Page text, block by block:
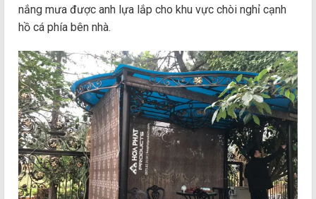
nắng mưa được anh lựa lắp cho khu vực chòi nghỉ cạnh
hồ cá phía bên nhà.